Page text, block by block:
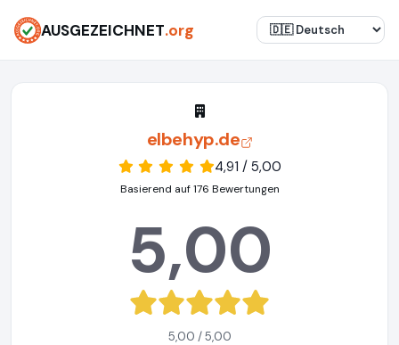
AUSGEZEICHNET.org
elbehyp.de
4,91 / 5,00
Basierend auf 176 Bewertungen
5,00
5,00 / 5,00